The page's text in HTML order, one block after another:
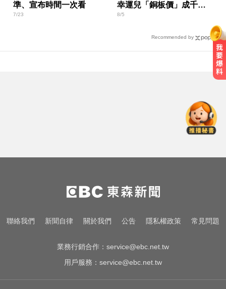
準、宣布時間一次看
7/23
幸運兒「銅板價」成千萬
富翁
8/5
Recommended by
大研究：罹癌風險下降4成
新北人妻曬內褲被沾「嘉明」！竟
是老公爺爺帶回房磨蹭 氣炸提告
尼斯湖水怪又現身！遊湖拍到「神
聯絡我們 新聞自律 關於我們 公告 隱私權政策 常見問題
業務行銷合作： service@ebc.net.tw
用戶服務： service@ebc.net.tw